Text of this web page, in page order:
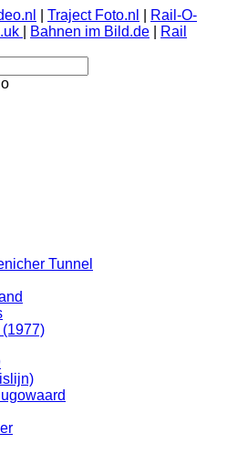
Traject Foto.nl
Rail-O-
Bahnen im Bild.de
Rail
Tunnel